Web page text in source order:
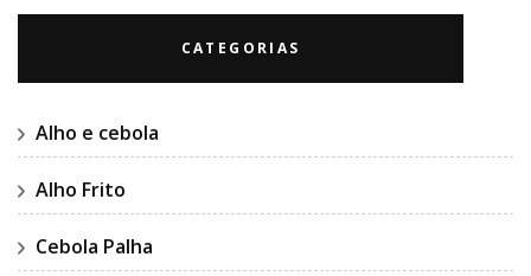
CATEGORIAS
Alho e cebola
Alho Frito
Cebola Palha